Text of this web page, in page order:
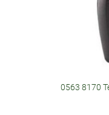
0563 8170